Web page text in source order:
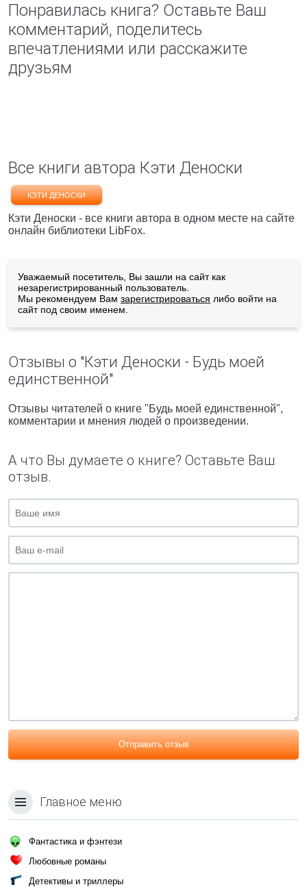
Понравилась книга? Оставьте Ваш
комментарий, поделитесь
впечатлениями или расскажите
друзьям
Все книги автора Кэти Деноски
КЭТИ ДЕНОСКИ
Кэти Деноски - все книги автора в одном месте на сайте
онлайн библиотеки LibFox.
Уважаемый посетитель, Вы зашли на сайт как
незарегистрированный пользователь.
Мы рекомендуем Вам зарегистрироваться либо войти на
сайт под своим именем.
Отзывы о "Кэти Деноски - Будь моей
единственной"
Отзывы читателей о книге "Будь моей единственной",
комментарии и мнения людей о произведении.
А что Вы думаете о книге? Оставьте Ваш
отзыв.
Отправить отзыв
Главное меню
Фантастика и фэнтези
Любовные романы
Детективы и триллеры